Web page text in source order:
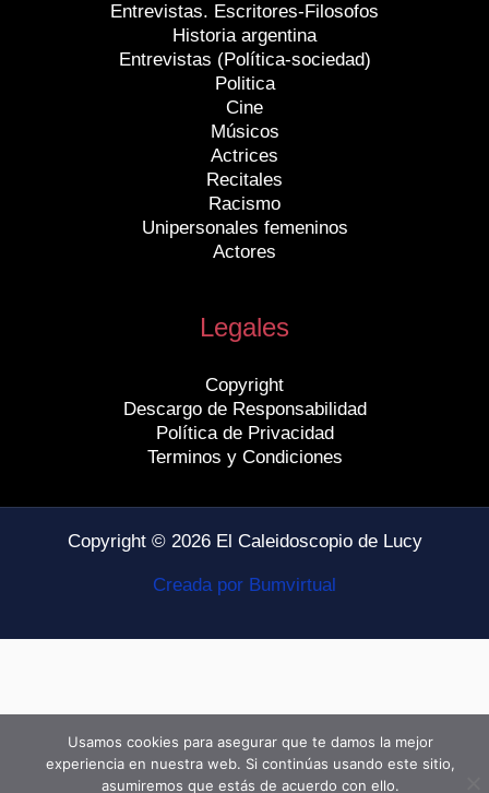
Entrevistas. Escritores-Filosofos
Historia argentina
Entrevistas (Política-sociedad)
Politica
Cine
Músicos
Actrices
Recitales
Racismo
Unipersonales femeninos
Actores
Legales
Copyright
Descargo de Responsabilidad
Política de Privacidad
Terminos y Condiciones
Copyright © 2026 El Caleidoscopio de Lucy
Creada por Bumvirtual
Usamos cookies para asegurar que te damos la mejor
experiencia en nuestra web. Si continúas usando este sitio,
asumiremos que estás de acuerdo con ello.